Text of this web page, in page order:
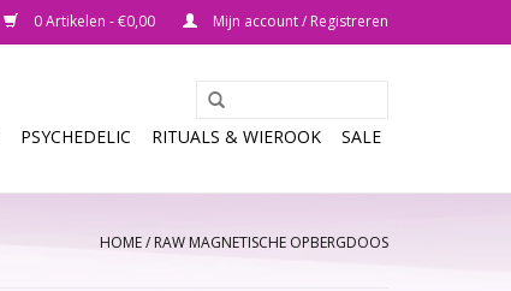
0 Artikelen - €0,00 Mijn account / Registreren
PSYCHEDELIC RITUALS & WIEROOK SALE
HOME/RAW MAGNETISCHE OPBERGDOOS